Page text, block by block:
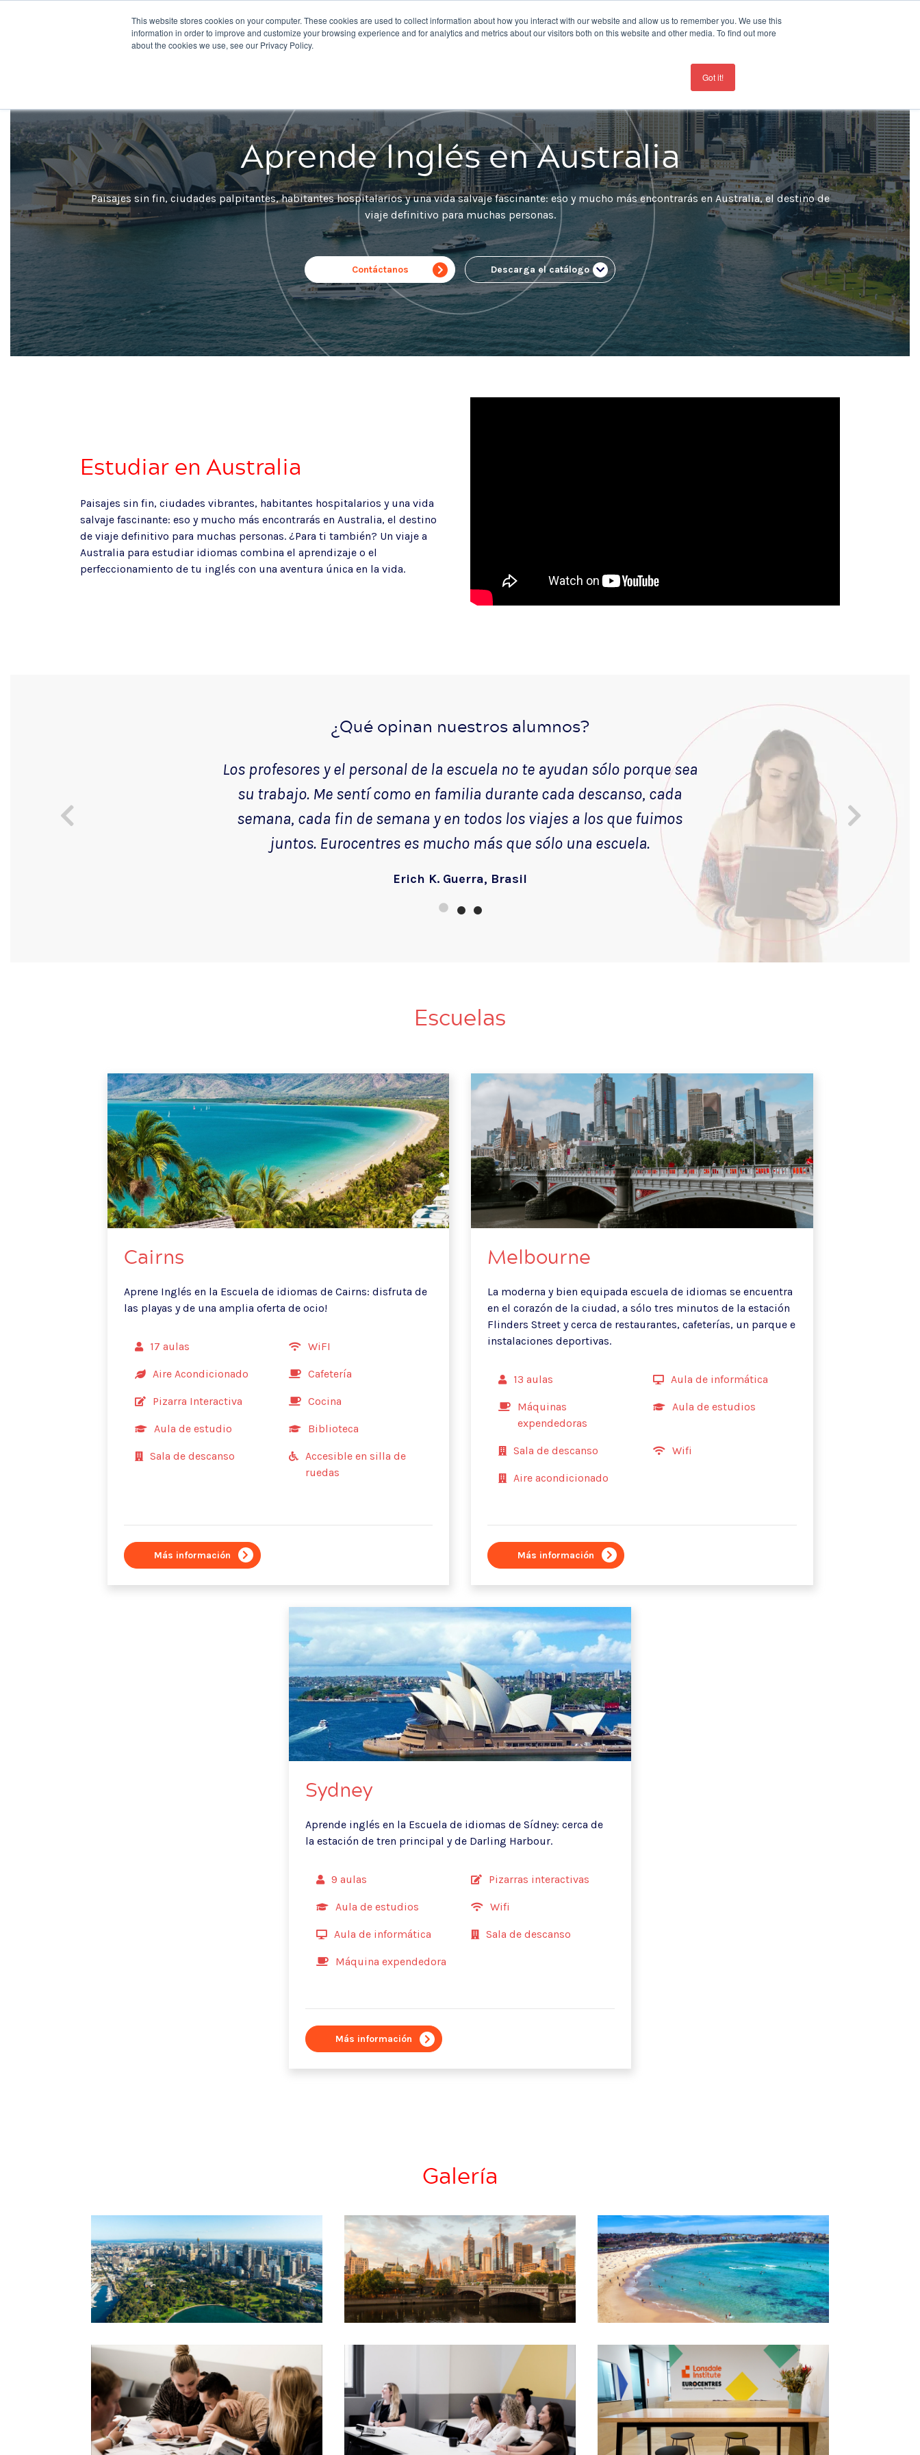
This website stores cookies on your computer. These cookies are used to collect information about how you interact with our website and allow us to remember you. We use this
information in order to improve and customize your browsing experience and for analytics and metrics about our visitors both on this website and other media. To find out more
about the cookies we use, see our Privacy Policy.
Got it!
Destinos Cursos Agentes Eurocentres Online COVID-19 Contacto
Aprende Inglés en Australia
Paisajes sin fin, ciudades palpitantes, habitantes hospitalarios y una vida salvaje fascinante: eso y mucho más encontrarás en Australia, el destino de
viaje definitivo para muchas personas.
Contáctanos Descarga el catálogo
Estudiar en Australia
Paisajes sin fin, ciudades vibrantes, habitantes hospitalarios y una vida
salvaje fascinante: eso y mucho más encontrarás en Australia, el destino
de viaje definitivo para muchas personas. ¿Para ti también? Un viaje a
Australia para estudiar idiomas combina el aprendizaje o el
perfeccionamiento de tu inglés con una aventura única en la vida.
¿Qué opinan nuestros alumnos?
Los profesores y el personal de la escuela no te ayudan sólo porque sea
su trabajo. Me sentí como en familia durante cada descanso, cada
semana, cada fin de semana y en todos los viajes a los que fuimos
juntos. Eurocentres es mucho más que sólo una escuela.
Erich K. Guerra, Brasil
Escuelas
Cairns
Aprene Inglés en la Escuela de idiomas de Cairns: disfruta de
las playas y de una amplia oferta de ocio!
17 aulas WiFI
Aire Acondicionado Cafetería
Pizarra Interactiva Cocina
Aula de estudio Biblioteca
Sala de descanso
Accesible en silla de
ruedas
Más información
Melbourne
La moderna y bien equipada escuela de idiomas se encuentra
en el corazón de la ciudad, a sólo tres minutos de la estación
Flinders Street y cerca de restaurantes, cafeterías, un parque e
instalaciones deportivas.
13 aulas Aula de informática
Máquinas
expendedoras
Aula de estudios
Sala de descanso Wifi
Aire acondicionado
Más información
Sydney
Aprende inglés en la Escuela de idiomas de Sídney: cerca de
la estación de tren principal y de Darling Harbour.
9 aulas Pizarras interactivas
Aula de estudios Wifi
Aula de informática Sala de descanso
Máquina expendedora
Más información
Galería